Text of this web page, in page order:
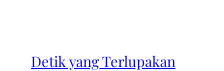
Detik yang Terlupakan